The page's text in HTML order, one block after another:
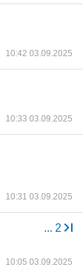
10:42 03.09.2025
10:33 03.09.2025
10:31 03.09.2025
... 2
10:05 03.09.2025